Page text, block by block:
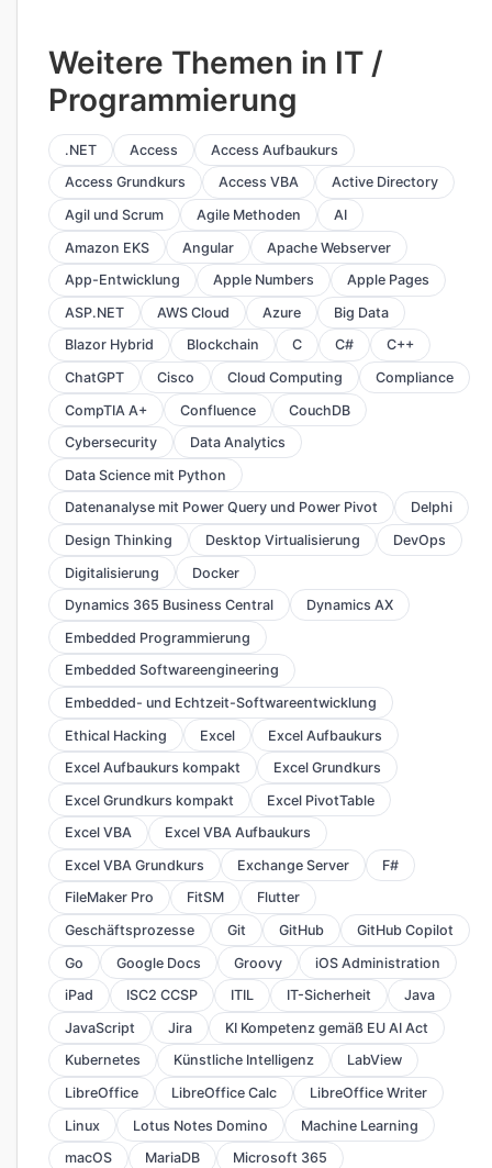
Weitere Themen in IT /
Programmierung
.NET Access
Access Aufbaukurs
Access Grundkurs
Access VBA
Active Directory
Agil und Scrum
Agile Methoden
AI
Amazon EKS
Angular
Apache Webserver
App-Entwicklung
Apple Numbers
Apple Pages
ASP.NET
AWS Cloud Azure
Big Data
Blazor Hybrid
Blockchain C C#
C++
ChatGPT
Cisco Cloud Computing
Compliance
CompTIA A+
Confluence
CouchDB
Cybersecurity
Data Analytics
Data Science mit Python
Datenanalyse mit Power Query und Power Pivot
Delphi
Design Thinking
Desktop Virtualisierung
DevOps
Digitalisierung
Docker
Dynamics 365 Business Central
Dynamics AX
Embedded Programmierung
Embedded Softwareengineering
Embedded- und Echtzeit-Softwareentwicklung
Ethical Hacking
Excel
Excel Aufbaukurs
Excel Aufbaukurs kompakt
Excel Grundkurs
Excel Grundkurs kompakt
Excel PivotTable
Excel VBA
Excel VBA Aufbaukurs
Excel VBA Grundkurs
Exchange Server
F#
FileMaker Pro
FitSM
Flutter
Geschäftsprozesse
Git GitHub
GitHub Copilot
Go
Google Docs Groovy
iOS Administration
iPad
ISC2 CCSP ITIL IT-Sicherheit
Java
JavaScript
Jira
KI Kompetenz gemäß EU AI Act
Kubernetes
Künstliche Intelligenz
LabView
LibreOffice
LibreOffice Calc
LibreOffice Writer
Linux
Lotus Notes Domino
Machine Learning
macOS
MariaDB
Microsoft 365